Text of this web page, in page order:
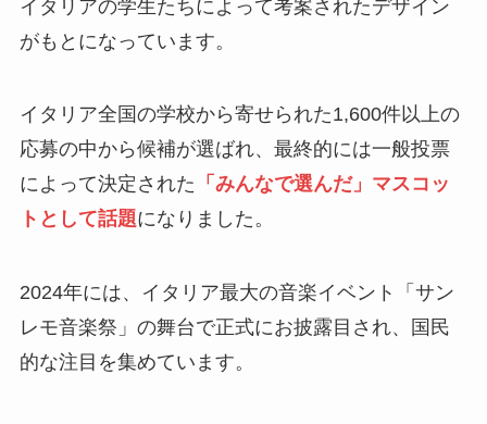
イタリアの学生たちによって考案されたデザイン
がもとになっています。
イタリア全国の学校から寄せられた1,600件以上の
応募の中から候補が選ばれ、最終的には一般投票
によって決定された 「みんなで選んだ」マスコッ
トとして話題になりました。
2024年には、イタリア最大の音楽イベント「サン
レモ音楽祭」の舞台で正式にお披露目され、国民
的な注目を集めています。